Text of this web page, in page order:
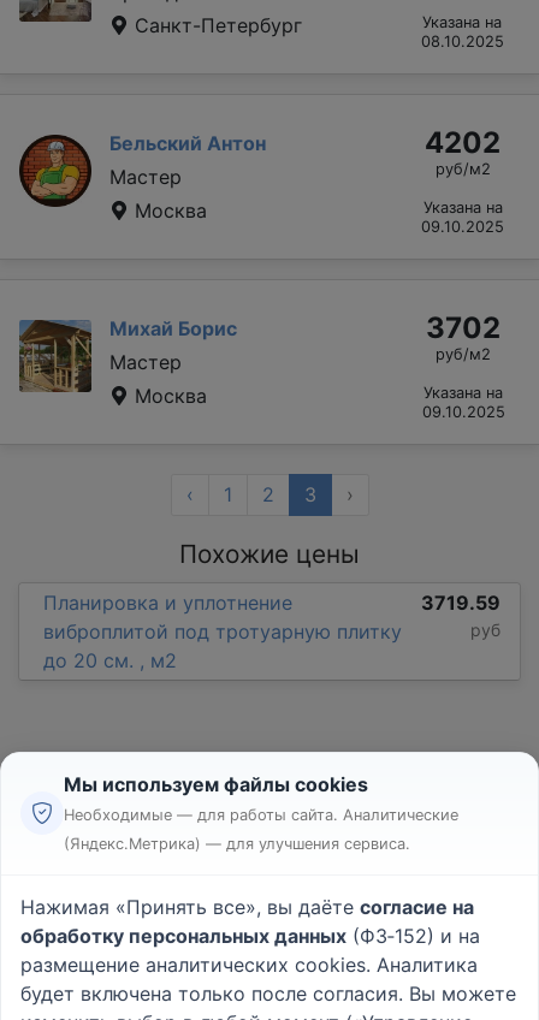
Санкт-Петербург
Указана на
08.10.2025
Бельский Антон
Мастер
Москва
4202
руб/м2
Указана на
09.10.2025
Михай Борис
Мастер
Москва
3702
руб/м2
Указана на
09.10.2025
‹ 1 2 3 ›
Похожие цены
Планировка и уплотнение
виброплитой под тротуарную плитку
до 20 см. , м2
3719.59
руб
Реклама
Пользовательское соглашение
Политика конфиденциальности
Вопрос - Ответ|О проекте
Мы используем файлы cookies
Необходимые — для работы сайта. Аналитические
(Яндекс.Метрика) — для улучшения сервиса.
Нажимая «Принять все», вы даёте согласие на
обработку персональных данных (ФЗ‑152) и на
размещение аналитических cookies. Аналитика
будет включена только после согласия. Вы можете